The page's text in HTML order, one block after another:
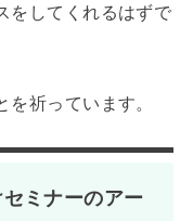
をしてくれるはずで
祈っています。
セミナーのアー